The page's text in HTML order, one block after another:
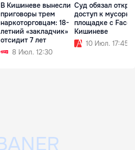
В Кишиневе вынесли
приговоры трем
наркоторговцам: 18-
летний «закладчик»
отсидит 7 лет
8 Июл. 12:30
Суд обязал
доступ к
площадке с Face
Кишиневе
10 Июл. 17:45